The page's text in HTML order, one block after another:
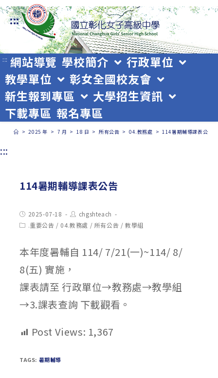
跳
轉
至
主
要
內
容
:::
::: 網站導覽 學校簡介
行政單位
教學單位
彰女全國校友會
新生報到專區
大學招生資訊
下載專區 報名專區
> 2025 年 > 7 月 > 18 日 > 所有公告 > 04.教務處 > 114暑期輔導課表公告
:::
114暑期輔導課表公告
Post
published:
2025-07-18
Post
author:
chgshteach
Post.重要公告 / 04.教務處 / 所有公告 / 教學組
本年度暑輔自 114/ 7/21(一)~114/ 8/
8(五) 實施，
課表請至 行政單位→教務處→教學組
→3.課表查詢 下載觀看。
Post Views: 1,367
TAGS: 暑期輔導